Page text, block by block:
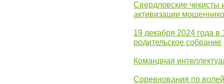
Свердловские
активизации
19 декабря 2024 года
родительское собрание
Командная
Соревнования по